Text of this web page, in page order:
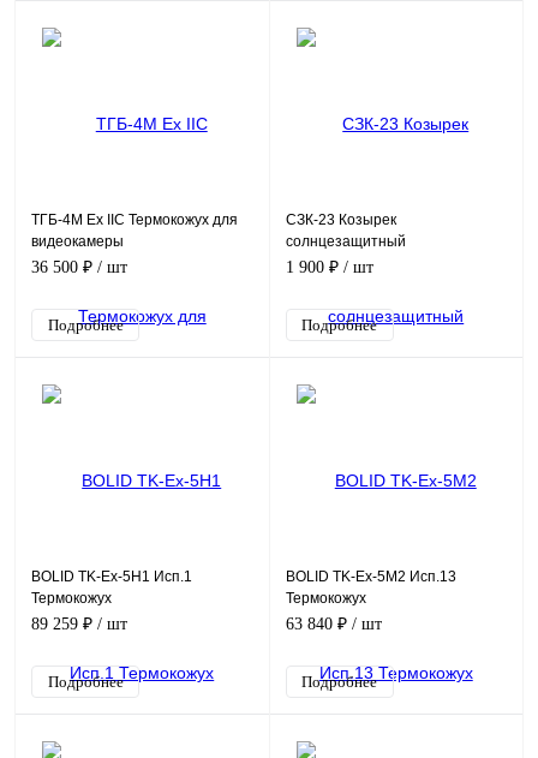
ТГБ-4М Ex IIC Термокожух для
видеокамеры
взрывозащищенный
36 500 ₽ / шт
Подробнее
СЗК-23 Козырек
солнцезащитный
1 900 ₽ / шт
Подробнее
BOLID TK-Ex-5H1 Исп.1
Термокожух
взрывозащищенный
89 259 ₽ / шт
Подробнее
BOLID TK-Ex-5M2 Исп.13
Термокожух
взрывозащищенный
63 840 ₽ / шт
Подробнее